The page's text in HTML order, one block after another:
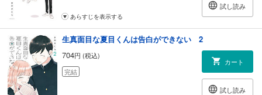
試し読み
あらすじを表示する
生真面目な夏目くんは告白ができない 2
704円 (税込)
完結
カート
試し読み